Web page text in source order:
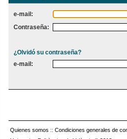
e-mail:
Contraseña:
¿Olvidó su contraseña?
e-mail:
Quienes somos :: Condiciones generales de